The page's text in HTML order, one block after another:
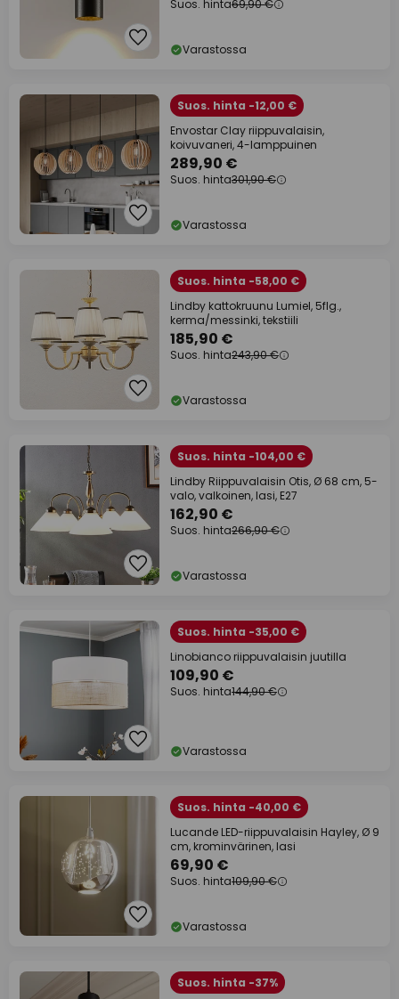
Suos. hinta69,90 €
Varastossa
Suos. hinta -12,00 €
Envostar Clay riippuvalaisin,
koivuvaneri, 4-lamppuinen
289,90 €
Suos. hinta301,90 €
Varastossa
Suos. hinta -58,00 €
Lindby kattokruunu Lumiel, 5flg.,
kerma/messinki, tekstiili
185,90 €
Suos. hinta243,90 €
Varastossa
Suos. hinta -104,00 €
Lindby Riippuvalaisin Otis, Ø 68 cm, 5-
valo, valkoinen, lasi, E27
162,90 €
Suos. hinta266,90 €
Varastossa
Suos. hinta -35,00 €
Linobianco riippuvalaisin juutilla
109,90 €
Suos. hinta144,90 €
Varastossa
Suos. hinta -40,00 €
Lucande LED-riippuvalaisin Hayley, Ø 9
cm, krominvärinen, lasi
69,90 €
Suos. hinta109,90 €
Varastossa
Suos. hinta -37%